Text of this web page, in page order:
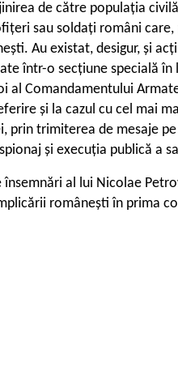
de către populația
sau soldați români care,
Au existat, desigur, și
într-o secțiune specială
Comandamentului
și la cazul cu cel mai
trimiterea de mesaje
și execuția publică a
al lui Nicolae
românești în prima